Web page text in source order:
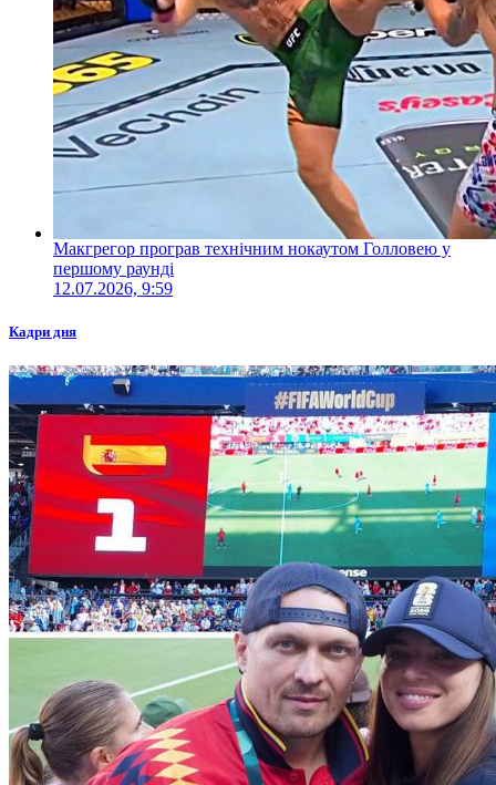
Макгрегор програв технічним нокаутом Голловею у
першому раунді
12.07.2026, 9:59
Кадри дня